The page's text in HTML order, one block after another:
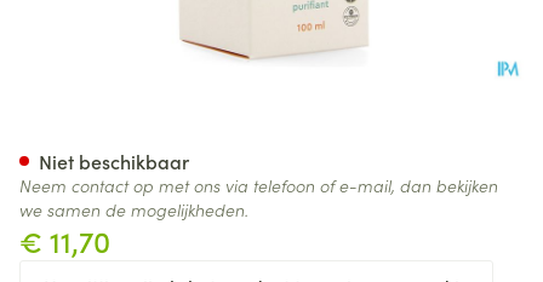
€ 11,70
Niet beschikbaar
Neem contact op met ons via telefoon of e-mail, dan bekijken
we samen de mogelijkheden.